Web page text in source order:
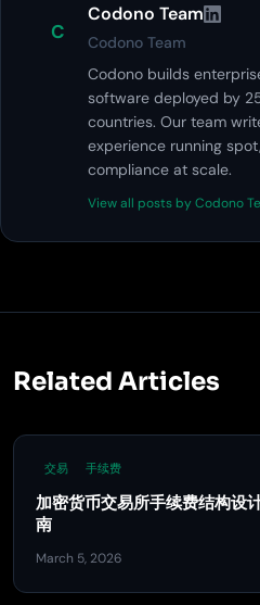
C
Codono Team
Codono Team
Codono builds
software deployed by
countries. Our team
experience running
compliance at scale.
View all posts by Codono
Related Articles
交易 手续费
加密货币交易所手续费结构设
南
March 5, 2026